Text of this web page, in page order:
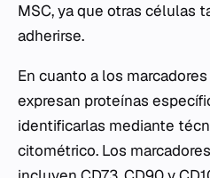
MSC, ya que otras células
adherirse.
En cuanto a los
expresan proteínas
identificarlas mediante
citométrico. Los